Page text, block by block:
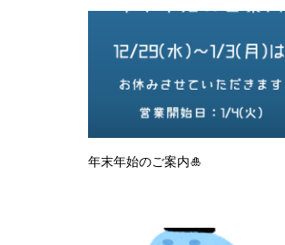
年末年始のご案内🎍